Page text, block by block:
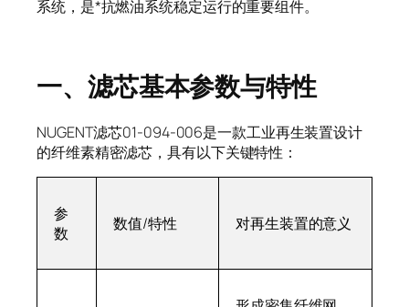
系统，是*抗燃油系统稳定运行的重要组件。
一、滤芯基本参数与特性
NUGENT滤芯01-094-006是一款工业再生装置设计
的纤维素精密滤芯，具有以下关键特性：
参
数
数值/特性 对再生装置的意义